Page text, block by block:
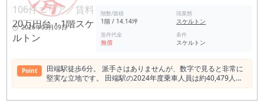
2026年03月09日
階数/面積
1階 / 14.14坪
現業態
スケルトン
造作代金
無償
条件
スケルトン
Point
田端駅徒歩6分。 派手さはありませんが、数字で見ると非常に
堅実な立地です。 田端駅の2024年度乗車人員は約40,479人／
日。 駅から半径500m圏内には飲食店が106店舗あり、 住宅・